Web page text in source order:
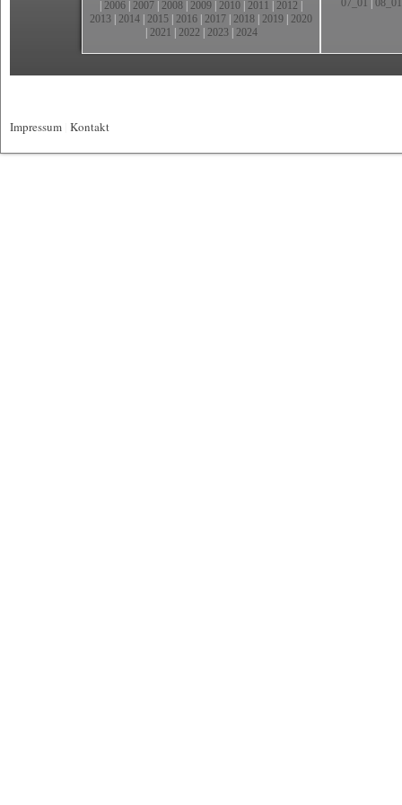
2006 2007 2008 2009 2010 2011 2012
2013 2014 2015 2016 2017 2018 2019 2020
2021 2022 2023| 2024
07_01
08_01
Impressum Kontakt